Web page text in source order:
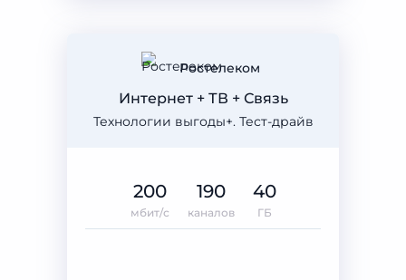
Ростелеком
Технологии выгоды+. Тест-драйв
Интернет + ТВ + Связь
200
мбит/с
190
каналов
40
ГБ